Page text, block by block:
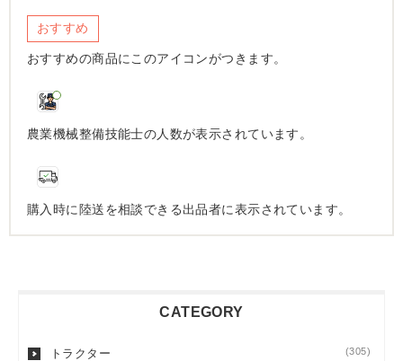
おすすめ
おすすめの商品にこのアイコンがつきます。
農業機械整備技能士の人数が表示されています。
購入時に陸送を相談できる出品者に表示されています。
CATEGORY
トラクター (305)